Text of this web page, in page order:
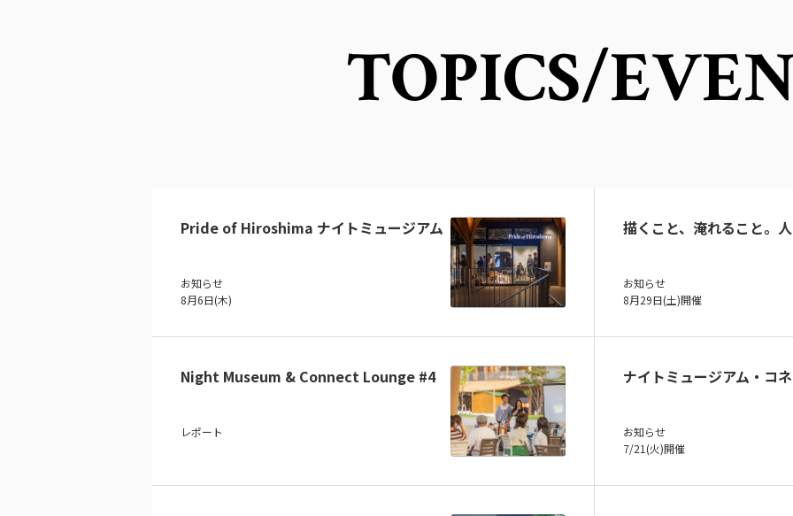
TOPICS/
Pride of Hiroshima ナイトミュージアム
お知らせ
8月6日(木)
描くこと、淹れること。
お知らせ
8月29日(土)開催
Night Museum & Connect Lounge #4
レポート
ナイトミュージアム・コ
お知らせ
7/21(火)開催